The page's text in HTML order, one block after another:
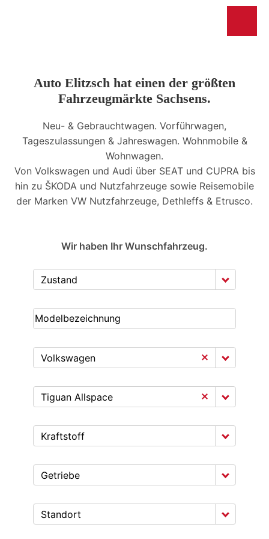
Auto Elitzsch hat einen der größten
Fahrzeugmärkte Sachsens.
Neu- & Gebrauchtwagen. Vorführwagen,
Tageszulassungen & Jahreswagen. Wohnmobile &
Wohnwagen.
Von Volkswagen und Audi über SEAT und CUPRA bis
hin zu ŠKODA und Nutzfahrzeuge sowie Reisemobile
der Marken VW Nutzfahrzeuge, Dethleffs & Etrusco.
Wir haben Ihr Wunschfahrzeug.
Zustand
Volkswagen
Tiguan Allspace
Kraftstoff
Getriebe
Standort